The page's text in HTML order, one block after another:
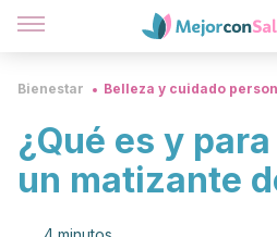
Bienestar Belleza y cuidado
¿Qué es y
un matizante